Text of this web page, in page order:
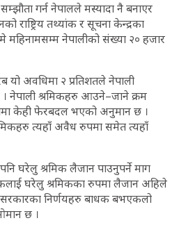
गर्न नेपालले मस्यादा नै बनाएर
राष्ट्रिय तथ्यांक र सूचना केन्द्रका
नेपालीको संख्या २० हजार
यो अवधिमा २ प्रतिशतले नेपाली
नेपाली श्रमिकहरु आउने–जाने क्रम
केही फेरबदल भएको अनुमान छ ।
त्यहाँ अवैध रुपमा समेत त्यहाँ
घरेलु श्रमिक लैजान पाउनुपर्ने माग
घरेलु श्रमिकका रुपमा लैजान अहिले
सरकारका निर्णयहरु बाधक बभएकलो
छ ।